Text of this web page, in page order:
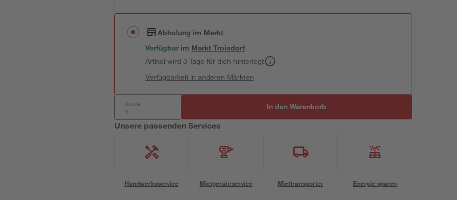
Abholung im Markt
Verfügbar im MarktTroisdorf
Artikel wird 3 Tage für dich hinterlegt
Verfügbarkeit in anderen Märkten
Anzahl: In den Warenkorb
Unsere passenden Services
Handwerksservice Mietgeräteservice Miettransporter Energie sparen